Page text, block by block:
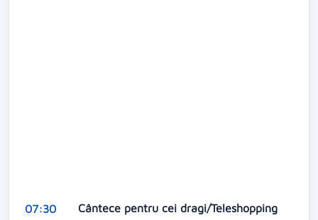
07:30 Cântece pentru cei dragi/Teleshopping